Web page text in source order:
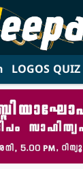
LOGOS QUIZ